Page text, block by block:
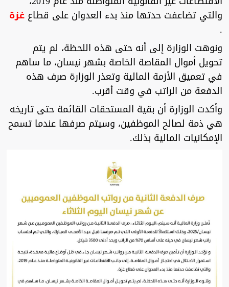
والتي تضاعفت حدتها منذ بدء العدوان على قطاعغزة
.
ونوهت الوزارة إلى أنه حتى هذه اللحظة، لم يتم
تحويل أموال المقاصة الخاصة بشهر نيسان، ما ساهم
في تعميق الأزمة المالية وتعذر الوزارة صرف هذه
الدفعة من الراتب في وقت أقرب.
وأكدت الوزارة أن بقية المستحقات القائمة حتى تاريخه
هي ذمة لصالح الموظفين، وسيتم صرفها عندما تسمح
الإمكانيات المالية بذلك.